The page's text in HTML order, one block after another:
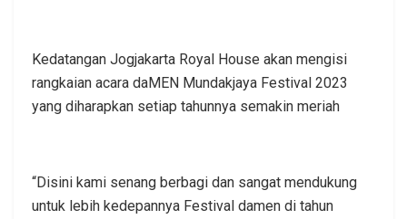
Kedatangan Jogjakarta Royal House akan mengisi
rangkaian acara daMEN Mundakjaya Festival 2023
yang diharapkan setiap tahunnya semakin meriah
“Disini kami senang berbagi dan sangat mendukung
untuk lebih kedepannya Festival damen di tahun